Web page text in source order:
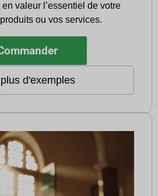
valeur l’essentiel de votre
ou vos services.
d'exemples